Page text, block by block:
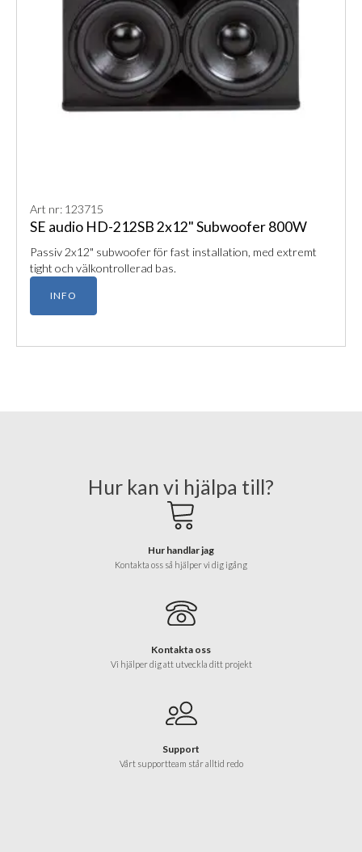
Art nr: 123715
SE audio HD-212SB 2x12" Subwoofer 800W
Passiv 2x12" subwoofer för fast installation, med extremt
tight och välkontrollerad bas.
INFO
Hur kan vi hjälpa till?
Hur handlar jag
Kontakta oss så hjälper vi dig igång
Kontakta oss
Vi hjälper dig att utveckla ditt projekt
Support
Vårt supportteam står alltid redo